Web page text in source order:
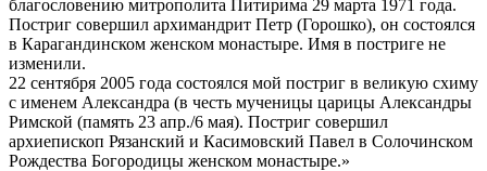
благословению митрополита Питирима 29 марта 1971 года.
Постриг совершил архимандрит Петр (Горошко), он состоялся
в Карагандинском женском монастыре. Имя в постриге не
изменили.
22 сентября 2005 года состоялся мой постриг в великую схиму
с именем Александра (в честь мученицы царицы Александры
Римской (память 23 апр./6 мая). Постриг совершил
архиепископ Рязанский и Касимовский Павел в Солочинском
Рождества Богородицы женском монастыре.»